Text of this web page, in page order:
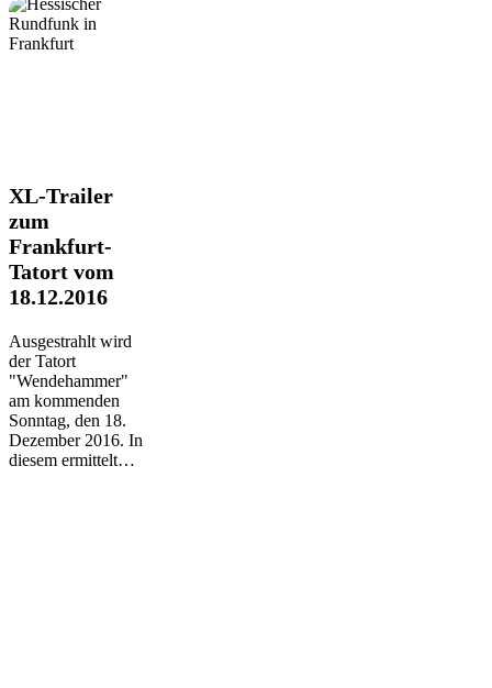
XL-
zum
Frankfurt-
Tatort
vom
18.12.2016
XL-Trailer
zum
Frankfurt-
Tatort vom
18.12.2016
Ausgestrahlt wird
der Tatort
"Wendehammer"
am kommenden
Sonntag, den 18.
Dezember 2016. In
diesem ermittelt…